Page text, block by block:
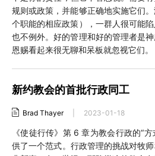
规则或政策，并能够正确地实施它们
个职能的相应政策），一群人很可能
也不例外。好的管理和好的管理者是
恩赐看起来很无聊和呆板就忽视它们。
新约教会的首批行政同工
Brad Thayer 2023-01-18
《使徒行传》第 6 章为教会行政的“方
供了一个范式。行政管理的挑战对牧